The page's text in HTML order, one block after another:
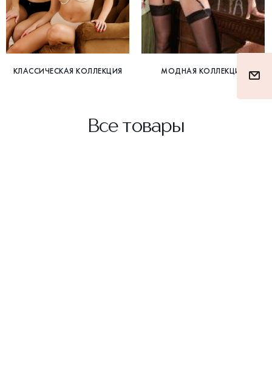
КЛАССИЧЕСКАЯ КОЛЛЕКЦИЯ МОДНАЯ КОЛЛЕКЦИЯ
Все товары